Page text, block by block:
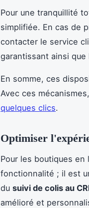
Pour une tranquillité
simplifiée. En cas de
contacter le service
garantissant ainsi
En somme, ces
Avec ces mécanismes,
quelques clics.
Optimiser
Pour les boutiques en
fonctionnalité ; il est
du suivi de colis au
amélioré et